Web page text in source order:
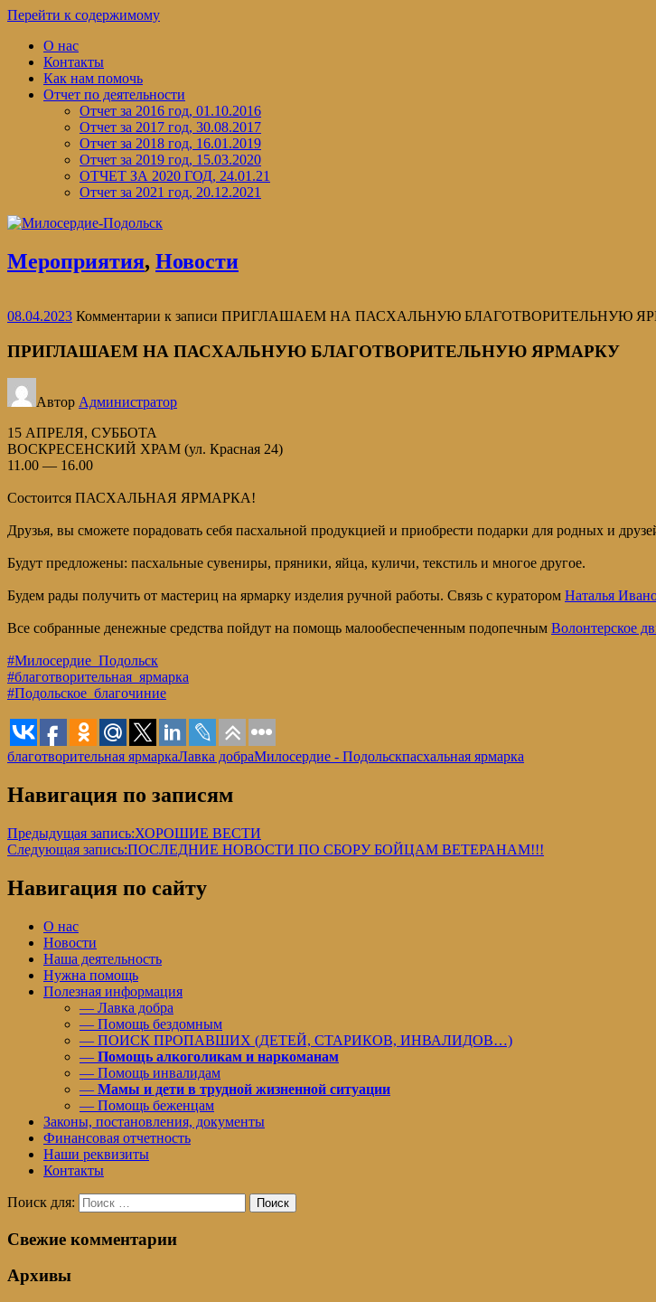
Перейти к содержимому
О нас
Контакты
Как нам помочь
Отчет по деятельности
Отчет за 2016 год, 01.10.2016
Отчет за 2017 год, 30.08.2017
Отчет за 2018 год, 16.01.2019
Отчет за 2019 год, 15.03.2020
ОТЧЕТ ЗА 2020 ГОД, 24.01.21
Отчет за 2021 год, 20.12.2021
Мероприятия, Новости
08.04.2023 Комментарии к записи ПРИГЛАШАЕМ НА ПАСХАЛЬНУЮ БЛАГОТВОРИТЕЛЬНУЮ
ПРИГЛАШАЕМ НА ПАСХАЛЬНУЮ БЛАГОТВОРИТЕЛЬНУЮ ЯРМАРКУ
Автор Администратор
15 АПРЕЛЯ, СУББОТА
ВОСКРЕСЕНСКИЙ ХРАМ (ул. Красная 24)
11.00 — 16.00
Состоится ПАСХАЛЬНАЯ ЯРМАРКА!
Друзья, вы сможете порадовать себя пасхальной продукцией и приобрести подарки для родных и
Будут предложены: пасхальные сувениры, пряники, яйца, куличи, текстиль и многое другое.
Будем рады получить от мастериц на ярмарку изделия ручной работы. Связь с куратором Наталья
Все собранные денежные средства пойдут на помощь малообеспеченным подопечным
#Милосердие_Подольск
#благотворительная_ярмарка
#Подольское_благочиние
благотворительная ярмаркаЛавка добраМилосердие - Подольскпасхальная ярмарка
Навигация по записям
Предыдущая запись:ХОРОШИЕ ВЕСТИ
Следующая запись:ПОСЛЕДНИЕ НОВОСТИ ПО СБОРУ БОЙЦАМ ВЕТЕРАНАМ!!!
Навигация по сайту
О нас
Новости
Наша деятельность
Нужна помощь
Полезная информация
— Лавка добра
— Помощь бездомным
— ПОИСК ПРОПАВШИХ (ДЕТЕЙ, СТАРИКОВ, ИНВАЛИДОВ…)
— Помощь алкоголикам и наркоманам
— Помощь инвалидам
— Мамы и дети в трудной жизненной ситуации
— Помощь беженцам
Законы, постановления, документы
Финансовая отчетность
Наши реквизиты
Контакты
Поиск для: Поиск
Свежие комментарии
Архивы